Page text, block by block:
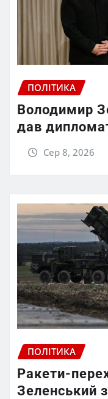
ПОЛІТИКА
Володимир
дав
Сер 8, 2026
ПОЛІТИКА
Ракети-
Зеленський